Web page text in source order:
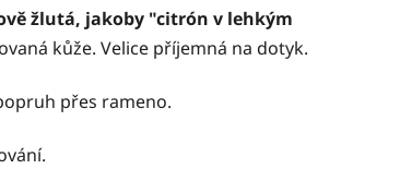
žlutá, jakoby "citrón v lehkým
kůže. Velice příjemná na dotyk.
přes rameno.